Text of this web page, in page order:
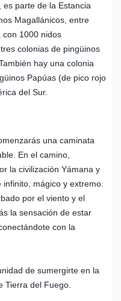
es parte de la Estancia
Magallánicos, entre
con 1000 nidos
colonias de pingüinos
hay una colonia
Papúas (de pico rojo
del Sur.
una caminata
En el camino,
la civilización Yámana y
mágico y extremo.
por el viento y el
la sensación de estar
con la
de sumergirte en la
Tierra del Fuego.